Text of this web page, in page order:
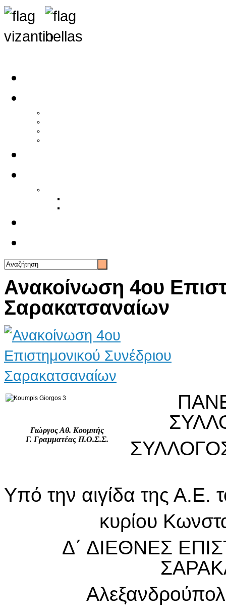
Ανακοίνωση 4ου
Σαρακατσαναίων
Γιώργος Αθ. Κουμπής
Γ. Γραμματέας Π.Ο.Σ.Σ.
Υπό την αιγίδα της Α.Ε.
κυρίου
Δ΄ ΔΙΕΘΝΕΣ